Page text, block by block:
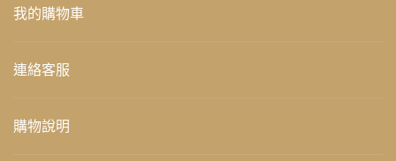
我的購物車
連絡客服
購物說明